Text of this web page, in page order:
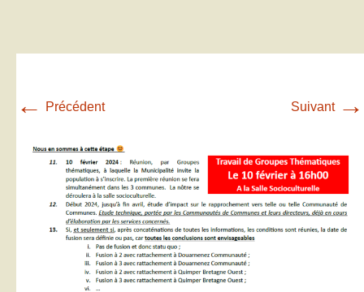
← Précédent Suivant →